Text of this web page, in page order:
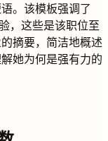
。该模板强调了
，这些是该职位至
摘要，简洁地概述
她为何是强有力的